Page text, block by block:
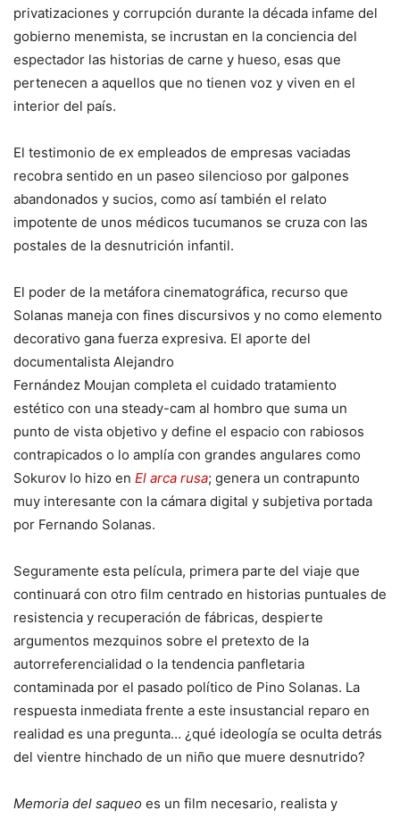
privatizaciones y corrupción durante la década infame del
gobierno menemista, se incrustan en la conciencia del
espectador las historias de carne y hueso, esas que
pertenecen a aquellos que no tienen voz y viven en el
interior del país.
El testimonio de ex empleados de empresas vaciadas
recobra sentido en un paseo silencioso por galpones
abandonados y sucios, como así también el relato
impotente de unos médicos tucumanos se cruza con las
postales de la desnutrición infantil.
El poder de la metáfora cinematográfica, recurso que
Solanas maneja con fines discursivos y no como elemento
decorativo gana fuerza expresiva. El aporte del
documentalista Alejandro
Fernández Moujan completa el cuidado tratamiento
estético con una steady-cam al hombro que suma un
punto de vista objetivo y define el espacio con rabiosos
contrapicados o lo amplía con grandes angulares como
Sokurov lo hizo en El arca rusa; genera un contrapunto
muy interesante con la cámara digital y subjetiva portada
por Fernando Solanas.
Seguramente esta película, primera parte del viaje que
continuará con otro film centrado en historias puntuales de
resistencia y recuperación de fábricas, despierte
argumentos mezquinos sobre el pretexto de la
autorreferencialidad o la tendencia panfletaria
contaminada por el pasado político de Pino Solanas. La
respuesta inmediata frente a este insustancial reparo en
realidad es una pregunta… ¿qué ideología se oculta detrás
del vientre hinchado de un niño que muere desnutrido?
Memoria del saqueo es un film necesario, realista y